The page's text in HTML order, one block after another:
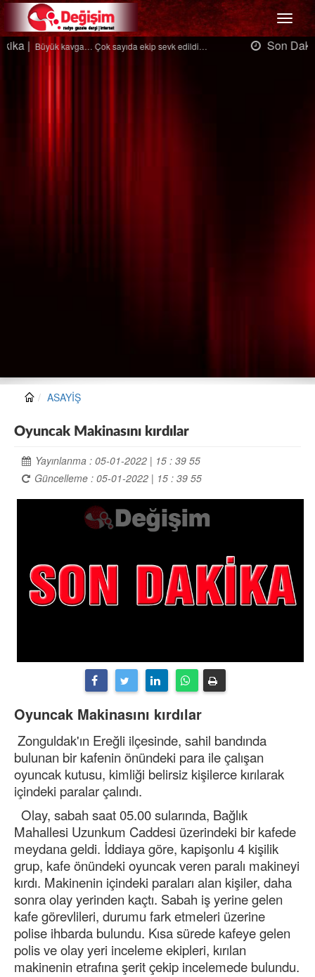
Menü
Son Dakika | Ağaçtan düştü…
ASAYİŞ
Oyuncak Makinasını kırdılar
Yayınlanma : 05-01-2022 | 15 : 39 55
Güncelleme : 05-01-2022 | 15 : 39 55
Oyuncak Makinasını kırdılar
Zonguldak'ın Ereğli ilçesinde, sahil bandında
bulunan bir kafenin önündeki para ile çalışan
oyuncak kutusu, kimliği belirsiz kişilerce kırılarak
içindeki paralar çalındı.
Olay, sabah saat 05.00 sularında, Bağlık
Mahallesi Uzunkum Caddesi üzerindeki bir kafede
meydana geldi. İddiaya göre, kapişonlu 4 kişilik
grup, kafe önündeki oyuncak veren paralı makineyi
kırdı. Makinenin içindeki paraları alan kişiler, daha
sonra olay yerinden kaçtı. Sabah iş yerine gelen
kafe görevlileri, durumu fark etmeleri üzerine
polise ihbarda bulundu. Kısa sürede kafeye gelen
polis ve olay yeri inceleme ekipleri, kırılan
makinenin etrafına şerit çekip incelemede bulundu.